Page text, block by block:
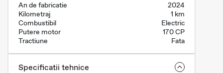
An de fabricatie
2024
Kilometraj
1 km
Combustibil
Electric
Putere motor
170 CP
Tractiune
Fata
Specificatii tehnice